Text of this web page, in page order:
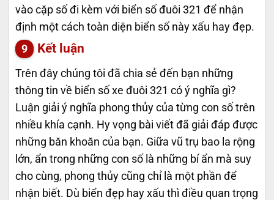
vào cặp số đi kèm với biển số đuôi 321 để nhận
định một cách toàn diện biển số này xấu hay đẹp.
Kết luận
Trên đây chúng tôi đã chia sẻ đến bạn những
thông tin về biển số xe đuôi 321 có ý nghĩa gì?
Luận giải ý nghĩa phong thủy của từng con số trên
nhiều khía cạnh. Hy vọng bài viết đã giải đáp được
những băn khoăn của bạn. Giữa vũ trụ bao la rộng
lớn, ẩn trong những con số là những bí ẩn mà suy
cho cùng, phong thủy cũng chỉ là một phần để
nhận biết. Dù biển đẹp hay xấu thì điều quan trọng